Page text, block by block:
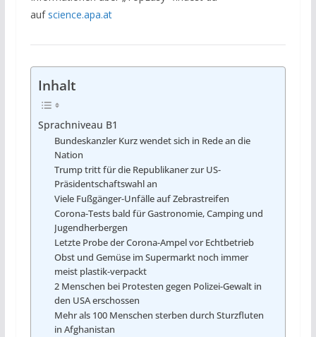
aufscience.apa.at
Inhalt
Sprachniveau B1
Bundeskanzler Kurz wendet sich in Rede an die
Nation
Trump tritt für die Republikaner zur US-
Präsidentschaftswahl an
Viele Fußgänger-Unfälle auf Zebrastreifen
Corona-Tests bald für Gastronomie, Camping und
Jugendherbergen
Letzte Probe der Corona-Ampel vor Echtbetrieb
Obst und Gemüse im Supermarkt noch immer
meist plastik-verpackt
2 Menschen bei Protesten gegen Polizei-Gewalt in
den USA erschossen
Mehr als 100 Menschen sterben durch Sturzfluten
in Afghanistan